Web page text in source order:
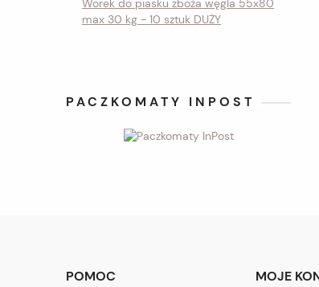
Worek do piasku zboża węgla 55x80
max 30 kg - 10 sztuk DUŻY
PACZKOMATY INPOST
POMOC MOJE